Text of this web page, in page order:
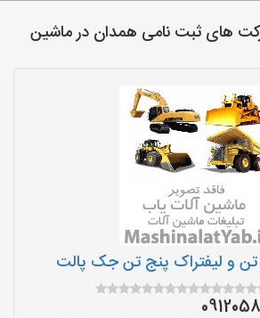
های ثبت نامی همدان در ماشین
تن و لیفتراک پنج تن جک پالت